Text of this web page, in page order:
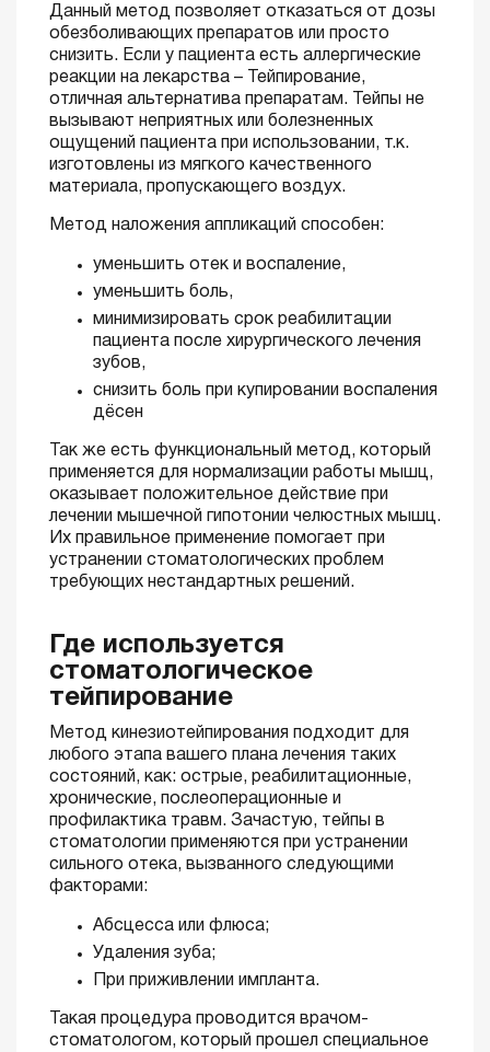
Данный метод позволяет отказаться от дозы
обезболивающих препаратов или просто
снизить. Если у пациента есть аллергические
реакции на лекарства – Тейпирование,
отличная альтернатива препаратам. Тейпы не
вызывают неприятных или болезненных
ощущений пациента при использовании, т.к.
изготовлены из мягкого качественного
материала, пропускающего воздух.
Метод наложения аппликаций способен:
уменьшить отек и воспаление,
уменьшить боль,
минимизировать срок реабилитации
пациента после хирургического лечения
зубов,
снизить боль при купировании воспаления
дёсен
Так же есть функциональный метод, который
применяется для нормализации работы мышц,
оказывает положительное действие при
лечении мышечной гипотонии челюстных мышц.
Их правильное применение помогает при
устранении стоматологических проблем
требующих нестандартных решений.
Где используется
стоматологическое
тейпирование
Метод кинезиотейпирования подходит для
любого этапа вашего плана лечения таких
состояний, как: острые, реабилитационные,
хронические, послеоперационные и
профилактика травм. Зачастую, тейпы в
стоматологии применяются при устранении
сильного отека, вызванного следующими
факторами:
Абсцесса или флюса;
Удаления зуба;
При приживлении импланта.
Такая процедура проводится врачом-
стоматологом, который прошел специальное